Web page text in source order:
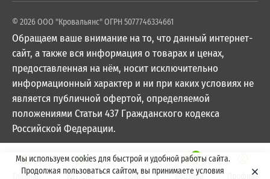
© 2026 ООО "Кровальянс" ОГРН 5077746334661
Обращаем ваше внимание на то, что данный интернет-
сайт, а также вся информация о товарах и ценах,
предоставленная на нём, носит исключительно
информационный характер и ни при каких условиях не
является публичной офертой, определяемой
положениями Статьи 437 Гражданского кодекса
Российской Федерации.
Мы используем cookies для быстрой и удобной работы сайта.
Продолжая пользоваться сайтом, вы принимаете условия
Главная Каталог Поиск
0
Корзина Профиль